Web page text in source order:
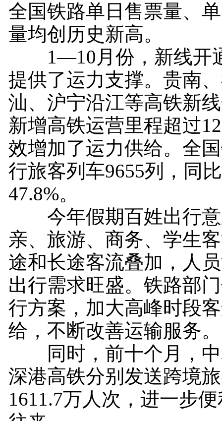
全国铁路单日售票量、
量均创历史新高。
1—10月份，新线开
提供了运力支撑。贵南
汕、沪宁沿江等高铁新
新增高铁运营里程超过
效增加了运力供给。全
行旅客列车9655列，同
47.8%。
今年假期百姓出行意
亲、旅游、商务、学生
途和长途客流叠加，人
出行需求旺盛。铁路部
行方案，加大高峰时段
给，不断改善运输服务。
同时，前十个月，中
深港高铁分别发送跨境
1611.7万人次，进一步